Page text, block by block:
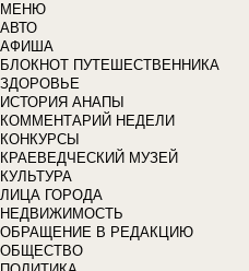
МЕНЮ
АВТО
АФИША
БЛОКНОТ ПУТЕШЕСТВЕННИКА
ЗДОРОВЬЕ
ИСТОРИЯ АНАПЫ
КОММЕНТАРИЙ НЕДЕЛИ
КОНКУРСЫ
КРАЕВЕДЧЕСКИЙ МУЗЕЙ
КУЛЬТУРА
ЛИЦА ГОРОДА
НЕДВИЖИМОСТЬ
ОБРАЩЕНИЕ В РЕДАКЦИЮ
ОБЩЕСТВО